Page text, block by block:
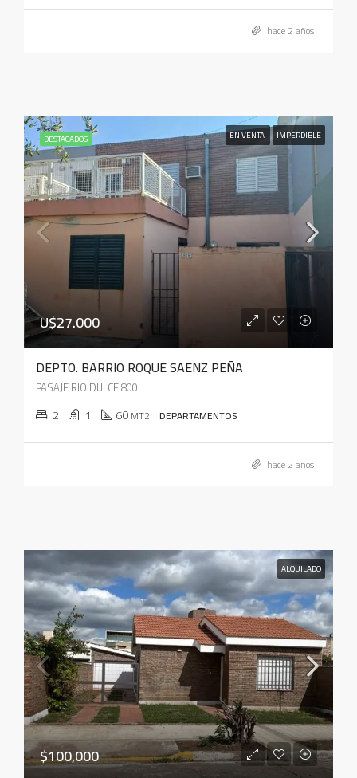
hace 2 años
DESTACADOS EN VENTA IMPERDIBLE
U$27.000
DEPTO. BARRIO ROQUE SAENZ PEÑA
PASAJE RIO DULCE 800
2 1 60MT2 DEPARTAMENTOS
hace 2 años
ALQUILADO
$100,000